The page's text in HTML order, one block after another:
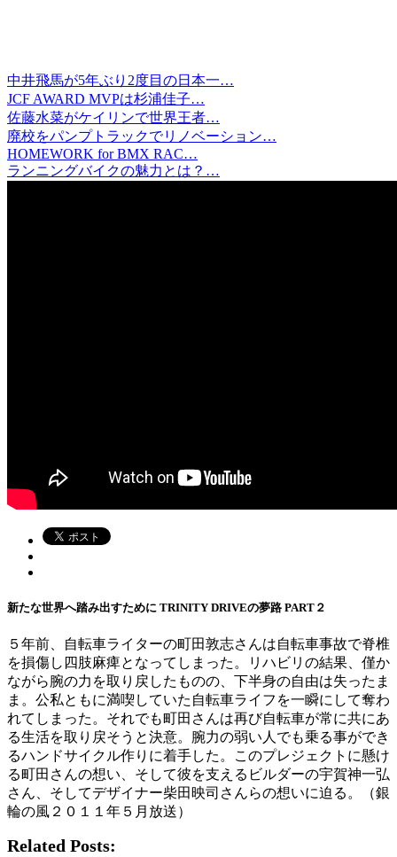
中井飛馬が5年ぶり2度目の日本一…
JCF AWARD MVPは杉浦佳子…
佐藤水菜がケイリンで世界王者…
廃校をパンプトラックでリノベーション…
HOMEWORK for BMX RAC…
ランニングバイクの魅力とは？…
新たな世界へ踏み出すために TRINITY DRIVEの夢路 PART２
５年前、自転車ライターの町田敦志さんは自転車事故で脊椎
を損傷し四肢麻痺となってしまった。リハビリの結果、僅か
ながら腕の力を取り戻したものの、下半身の自由は失ったま
ま。公私ともに満喫していた自転車ライフを一瞬にして奪わ
れてしまった。それでも町田さんは再び自転車が常に共にあ
る生活を取り戻そうと決意。腕力の弱い人でも乗る事ができ
るハンドサイクル作りに着手した。このプレジェクトに懸け
る町田さんの想い、そして彼を支えるビルダーの宇賀神一弘
さん、そしてデザイナー柴田映司さんらの想いに迫る。（銀
輪の風２０１１年５月放送）
Related Posts: